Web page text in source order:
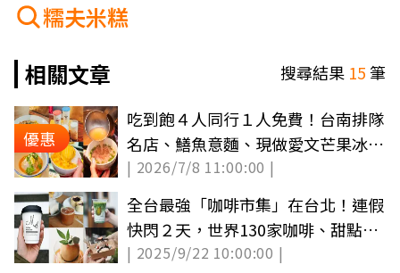
糯夫米糕
相關文章
搜尋結果 15筆
優惠
吃到飽４人同行１人免費！台南排隊
名店、鱔魚意麵、現做愛文芒果冰無
限吃
| 2026/7/8 11:00:00 |
全台最強「咖啡市集」在台北！連假
快閃２天，世界130家咖啡、甜點名
店集合
| 2025/9/22 10:00:00 |